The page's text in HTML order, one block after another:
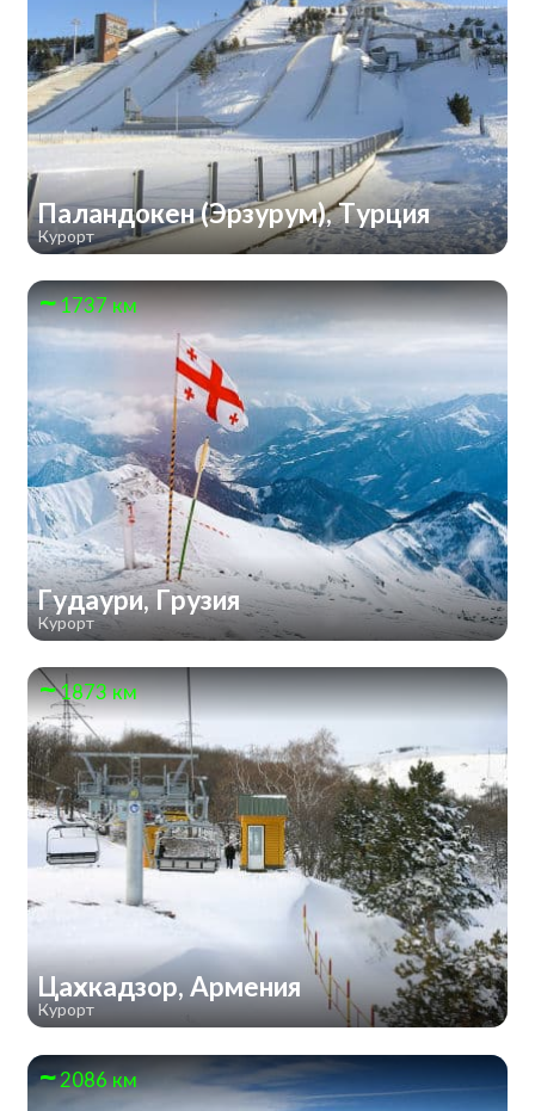
Паландокен (Эрзурум), Турция
Курорт
1737 км
Гудаури, Грузия
Курорт
1873 км
Цахкадзор, Армения
Курорт
2086 км